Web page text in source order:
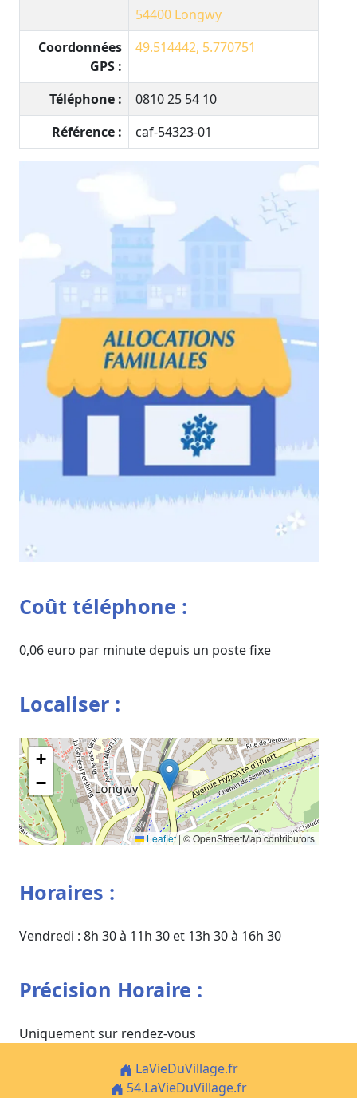
54400 Longwy
Coordonnées
GPS :
49.514442, 5.770751
Téléphone :
0810 25 54 10
Référence :
caf-54323-01
Coût téléphone :
0,06 euro par minute depuis un poste fixe
Localiser :
+
−
Leaflet | © OpenStreetMap contributors
Horaires :
Vendredi : 8h 30 à 11h 30 et 13h 30 à 16h 30
Précision Horaire :
Uniquement sur rendez-vous
LaVieDuVillage.fr
54.LaVieDuVillage.fr